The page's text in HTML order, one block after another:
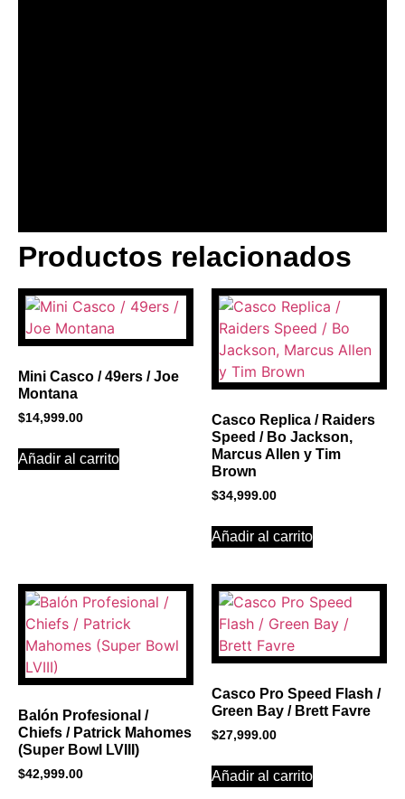
BANNER CON
PROMOCIONES 1
Click Here
Productos relacionados
Mini Casco / 49ers / Joe
Montana
$14,999.00
Añadir al carrito
Casco Replica / Raiders
Speed / Bo Jackson,
Marcus Allen y Tim
Brown
$34,999.00
Añadir al carrito
Balón Profesional /
Chiefs / Patrick Mahomes
(Super Bowl LVIII)
$42,999.00
Casco Pro Speed Flash /
Green Bay / Brett Favre
$27,999.00
Añadir al carrito